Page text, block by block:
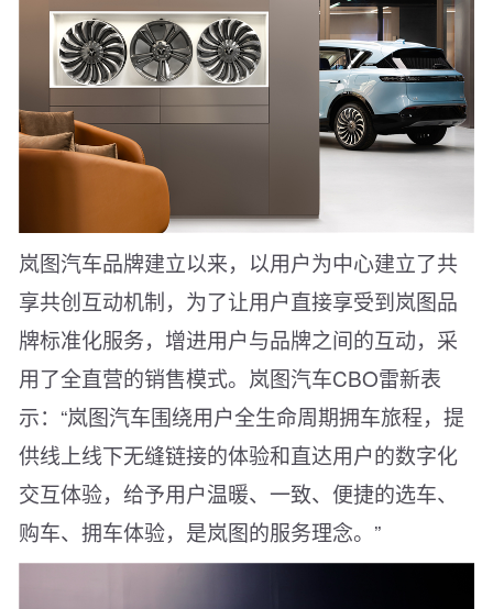
岚图汽车品牌建立以来，以用户为中心建立了共
享共创互动机制，为了让用户直接享受到岚图品
牌标准化服务，增进用户与品牌之间的互动，采
用了全直营的销售模式。岚图汽车CBO雷新表
示：“岚图汽车围绕用户全生命周期拥车旅程，提
供线上线下无缝链接的体验和直达用户的数字化
交互体验，给予用户温暖、一致、便捷的选车、
购车、拥车体验，是岚图的服务理念。”